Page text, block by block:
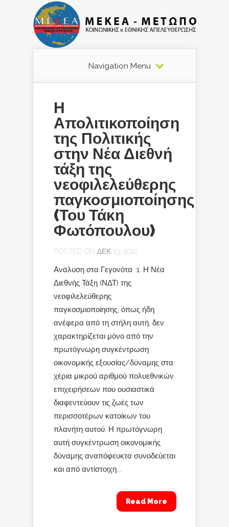
Navigation Menu
Η
Απολιτικοποίηση
της Πολιτικής
στην Νέα Διεθνή
τάξη της
νεοφιλελεύθερης
παγκοσμιοποίησης
(Του Τάκη
Φωτόπουλου)
POSTED ON ΔΕΚ 19, 2022
Ανάλυση στα Γεγονότα 1. Η Νέα
Διεθνής Τάξη (ΝΔΤ) της
νεοφιλελεύθερης
παγκοσμιοποίησης, όπως ήδη
ανέφερα από τη στήλη αυτή, δεν
χαρακτηρίζεται μόνο από την
πρωτόγνωρη συγκέντρωση
οικονομικής εξουσίας/δύναμης στα
χέρια μικρού αριθμού πολυεθνικών
επιχειρήσεων που ουσιαστικά
διαφεντεύουν τις ζωές των
περισσοτέρων κατοίκων του
πλανήτη αυτού. Η πρωτόγνωρη
αυτή συγκέντρωση οικονομικής
δύναμης αναπόφευκτα συνοδεύεται
και από αντίστοιχη...
Read More